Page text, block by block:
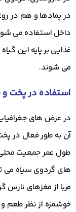
در پمادها و هم در
داخل استفاده می
غذایی بر پایه این
می شوند.
استفاده در پخت و
در عرض های
آن به طور فعال در
طول عمر جمعیت محلی
های گردوی سیاه می
مربا از مغزهای
خوشمزه از نظر طعم